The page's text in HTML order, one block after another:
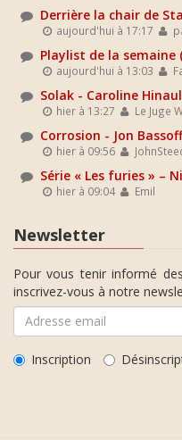
Derrière la chair de
aujourd'hui à 17:17
Playlist de la semaine
aujourd'hui à 13:03
Solak - Caroline
hier à 13:27 Le Juge
Corrosion - Jon
hier à 09:56
Série « Les furies » –
hier à 09:04 Emil
Newsletter
Pour vous tenir informé
inscrivez-vous à notre
Inscription